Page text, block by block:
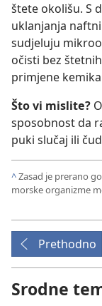
štete okolišu. S
uklanjanja
sudjeluju
očisti bez
primjene
Što vi mislite?
sposobnost da
puki slučaj ili
^Zasad je prerano
morske organizme
Prethodno
Srodne